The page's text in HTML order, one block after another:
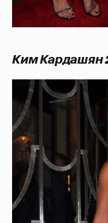
Ким Кардашян